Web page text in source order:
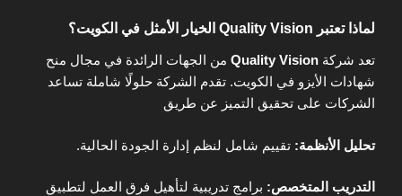
لماذا تعتبر Quality Vision الخيار الأمثل في الكويت؟
تعد شركة Quality Vision من الجهات الرائدة في مجال منح
شهادات الأيزو في الكويت. تقدم الشركة حلولًا شاملة تساعد
الشركات على تحقيق التميز عن طريق
تحليل الأنظمة: تقييم شامل لنظم إدارة الجودة الحالية.
التدريب المتخصص: برامج تدريبية لتأهيل فرق العمل لتطبيق